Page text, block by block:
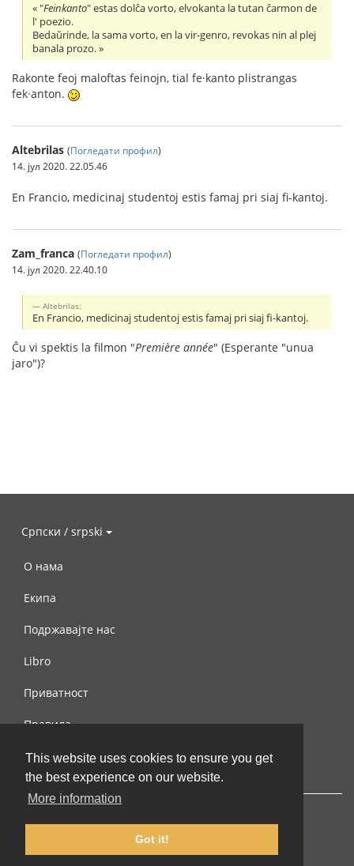
This website uses cookies to ensure you get
the best experience on our website.
More information
Got it!
« "Feinkanto" estas dolĉa vorto, elvokanta la tutan ĉarmon de
l' poezio.
Bedaŭrinde, la sama vorto, en la vir-genro, revokas nin al plej
banala prozo. »
Rakonte feoj maloftas feinojn, tial fe·kanto plistrangas
fek·anton.
Altebrilas (Погледати профил)
14. јул 2020. 22.05.46
En Francio, medicinaj studentoj estis famaj pri siaj fi-kantoj.
Zam_franca (Погледати профил)
14. јул 2020. 22.40.10
Altebrilas:
En Francio, medicinaj studentoj estis famaj pri siaj fi-kantoj.
Ĉu vi spektis la filmon "Première année" (Esperante "unua
jaro")?
Српски / srpski
О нама
Екипа
Подржавајте нас
Libro
Приватност
Правила
Контактирајте нас
© 2002-2026 lernu.net |Impressum